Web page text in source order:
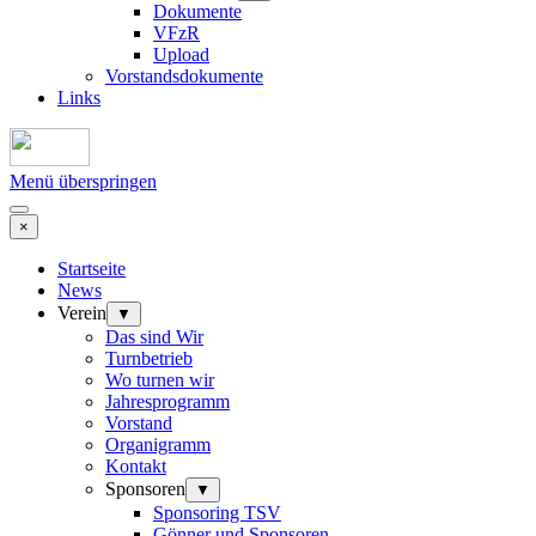
Dokumente
VFzR
Upload
Vorstandsdokumente
Links
Menü überspringen
×
Startseite
News
Verein
▼
Das sind Wir
Turnbetrieb
Wo turnen wir
Jahresprogramm
Vorstand
Organigramm
Kontakt
Sponsoren
▼
Sponsoring TSV